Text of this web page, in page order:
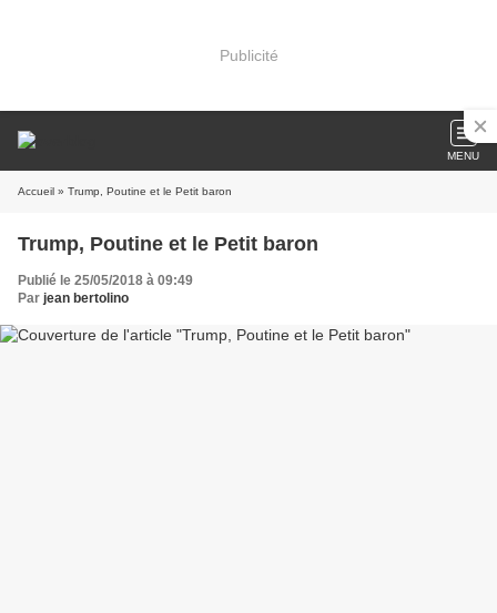
Publicité
MENU
Accueil » Trump, Poutine et le Petit baron
Trump, Poutine et le Petit baron
Publié le 25/05/2018 à 09:49
Par jean bertolino